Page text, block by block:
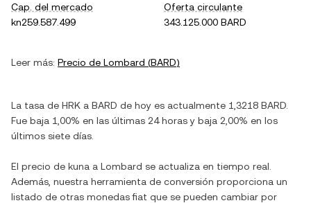
Cap. del mercado
kn259.587.499
Oferta circulante
343.125.000 BARD
Leer más: Precio de Lombard (BARD)
La tasa de HRK a BARD de hoy es actualmente 1,3218 BARD
Fue baja 1,00% en las últimas 24 horas y baja 2,00% en los
últimos siete días.
El precio de kuna a Lombard se actualiza en tiempo real.
Además, nuestra herramienta de conversión proporciona un
listado de otras monedas fiat que se pueden cambiar por